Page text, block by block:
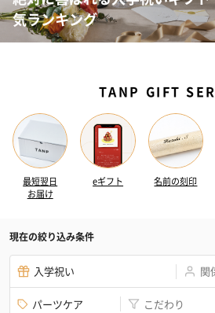
気ランキング
TANP GIFT
最短翌日
お届け
eギフト 名前の刻印
現在の絞り込み条件
入学祝い 関
パーツケア こだわり